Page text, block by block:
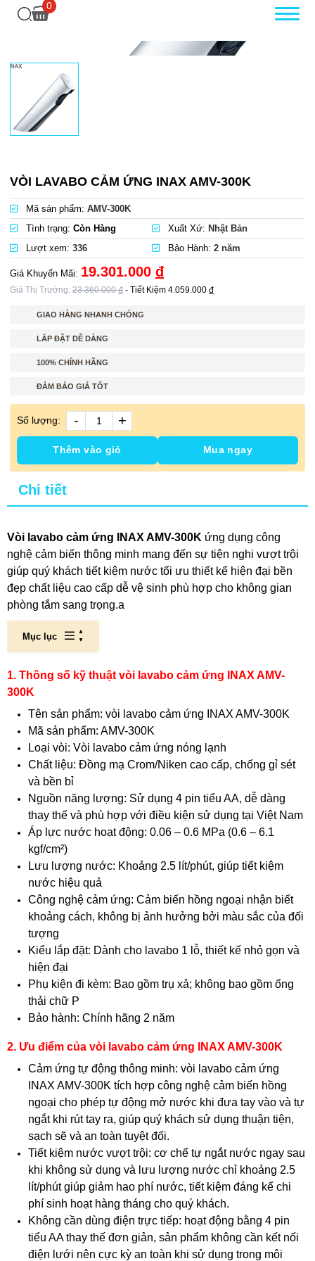
0
VÒI LAVABO CẢM ỨNG INAX AMV-300K
Mã sản phẩm: AMV-300K
Tình trạng: Còn Hàng Xuất Xứ: Nhật Bản
Lượt xem: 336 Bảo Hành: 2 năm
Giá Khuyến Mãi: 19.301.000 đ
Giá Thị Trường: 23.360.000đ - Tiết Kiệm 4.059.000 đ
GIAO HÀNG NHANH CHÓNG
LẮP ĐẶT DỄ DÀNG
100% CHÍNH HÃNG
ĐẢM BẢO GIÁ TỐT
Số lượng: - +
Thêm vào giỏ Mua ngay
Chi tiết
Vòi lavabo cảm ứng INAX AMV-300K ứng dụng công
nghệ cảm biến thông minh mang đến sự tiện nghi vượt trội
giúp quý khách tiết kiệm nước tối ưu thiết kế hiện đại bền
đẹp chất liệu cao cấp dễ vệ sinh phù hợp cho không gian
phòng tắm sang trọng.a
Mục lục
1. Thông số kỹ thuật vòi lavabo cảm ứng INAX AMV-
300K
Tên sản phẩm: vòi lavabo cảm ứng INAX AMV-300K
Mã sản phẩm: AMV-300K
Loại vòi: Vòi lavabo cảm ứng nóng lạnh
Chất liệu: Đồng mạ Crom/Niken cao cấp, chống gỉ sét
và bền bỉ
Nguồn năng lượng: Sử dụng 4 pin tiểu AA, dễ dàng
thay thế và phù hợp với điều kiện sử dụng tại Việt Nam
Áp lực nước hoạt động: 0.06 – 0.6 MPa (0.6 – 6.1
kgf/cm²)
Lưu lượng nước: Khoảng 2.5 lít/phút, giúp tiết kiệm
nước hiệu quả
Công nghệ cảm ứng: Cảm biến hồng ngoại nhận biết
khoảng cách, không bị ảnh hưởng bởi màu sắc của đối
tượng
Kiểu lắp đặt: Dành cho lavabo 1 lỗ, thiết kế nhỏ gọn và
hiện đại
Phụ kiện đi kèm: Bao gồm trụ xả; không bao gồm ống
thải chữ P
Bảo hành: Chính hãng 2 năm
2. Ưu điểm của vòi lavabo cảm ứng INAX AMV-300K
Cảm ứng tự động thông minh: vòi lavabo cảm ứng
INAX AMV-300K tích hợp công nghệ cảm biến hồng
ngoại cho phép tự động mở nước khi đưa tay vào và tự
ngắt khi rút tay ra, giúp quý khách sử dụng thuận tiện,
sạch sẽ và an toàn tuyệt đối.
Tiết kiệm nước vượt trội: cơ chế tự ngắt nước ngay sau
khi không sử dụng và lưu lượng nước chỉ khoảng 2.5
lít/phút giúp giảm hao phí nước, tiết kiệm đáng kể chi
phí sinh hoạt hàng tháng cho quý khách.
Không cần dùng điện trực tiếp: hoạt động bằng 4 pin
tiểu AA thay thế đơn giản, sản phẩm không cần kết nối
điện lưới nên cực kỳ an toàn khi sử dụng trong môi